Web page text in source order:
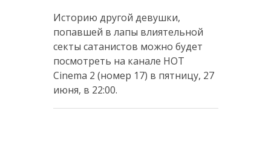
Историю другой девушки,
попавшей в лапы влиятельной
секты сатанистов можно будет
посмотреть на канале HOT
Cinema 2 (номер 17) в пятницу, 27
июня, в 22:00.